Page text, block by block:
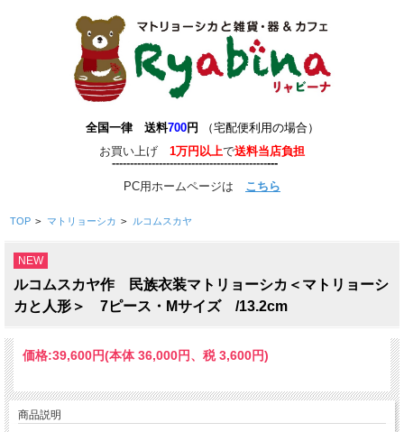
全国一律 送料700円
（宅配便利用の場合）
お買い上げ 1万円以上で送料当店負担
----------------------------------------------
PC用ホームページは こちら
TOP > マトリョーシカ > ルコムスカヤ
NEW
ルコムスカヤ作 民族衣装マトリョーシカ＜マトリョーシ
カと人形＞ 7ピース・Mサイズ /13.2cm
価格:39,600円(本体 36,000円、税 3,600円)
商品説明